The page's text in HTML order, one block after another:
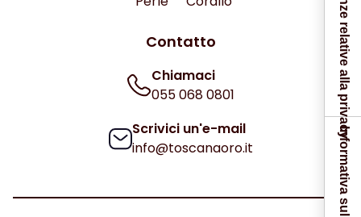
Contatto
Chiamaci
055 068 0801
Scrivici un'e-mail
info@toscanaoro.it